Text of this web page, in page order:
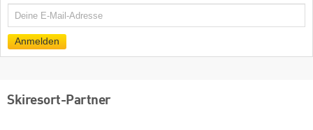
E-
Anmelden
Skiresort-Partner